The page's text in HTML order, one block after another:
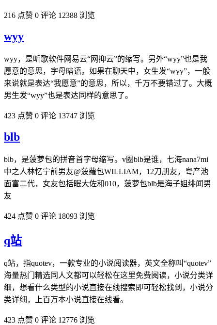
216 点赞 0 评论 12388 浏览
wyy
wyy，是听歌软件网易云“网抑云”的缩写。另外“wyy”也是我
愿意的意思，字母暗语。如果在聊天中，女生发“wyy”，一般
来说就是表达“我愿意”的意思，所以，千万不要错过了。大概
男生发“wyy”也是表达同样的意思了。
423 点赞 0 评论 13747 浏览
blb
blb，是菠萝包的拼音首字母缩写。v圈blb是谁，七海nana7mi
中之人林忆宁前男友@菠蘿包WILLIAM，12刀朋友，粤产池
面富二代，女友包括眠大佐和010，菠萝包blb是海子姐绯闻男
友
424 点赞 0 评论 18093 浏览
q站
q站，指quotev，一款专业的小说阅读器，英文全称叫“quotev”
海量热门精选同人文都可以轻松在这里免费阅读，小说分类详
细，想看什么类型的小说直接在线搜索即可轻松找到，小说分
类详细，上百万本小说直接在线看。
423 点赞 0 评论 12776 浏览